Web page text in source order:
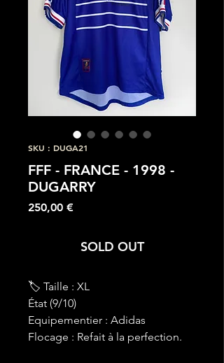
SKU : DUGA21
FFF - FRANCE - 1998 -
DUGARRY
250,00 €Prix
SOLD OUT
🏷 Taille : XL
État (9/10)
Equipementier : Adidas
Flocage : Refait à la perfection.